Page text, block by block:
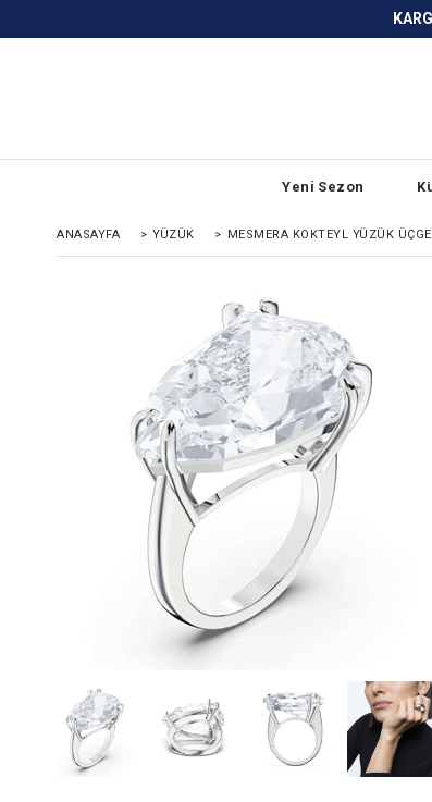
KARGO BEDAVA ve ANLAŞMALI
Yeni Sezon
ANASAYFA > YÜZÜK > MESMERA KOKTEYL YÜZÜK